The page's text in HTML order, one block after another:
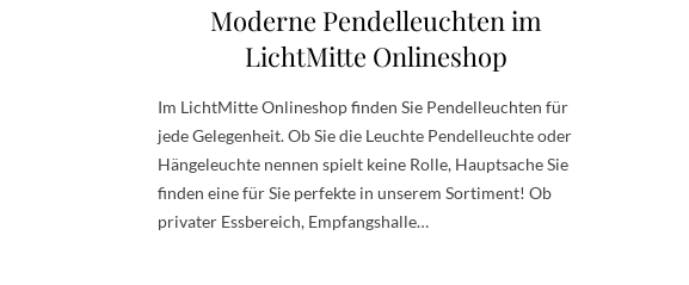
Moderne Pendelleuchten im
LichtMitte Onlineshop
Im LichtMitte Onlineshop finden Sie Pendelleuchten für
jede Gelegenheit. Ob Sie die Leuchte Pendelleuchte oder
Hängeleuchte nennen spielt keine Rolle, Hauptsache Sie
finden eine für Sie perfekte in unserem Sortiment! Ob
privater Essbereich, Empfangshalle…